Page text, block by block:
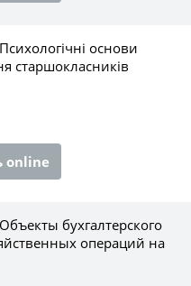
основи
старшокласників
online
бухгалтерского
операций на